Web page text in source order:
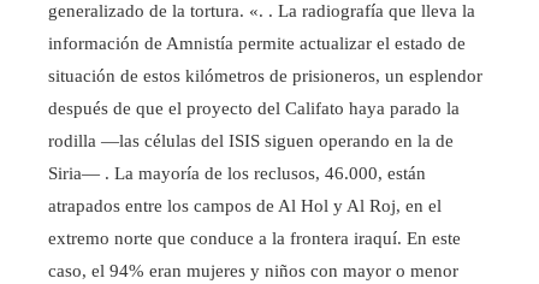
generalizado de la tortura. «. . La radiografía que lleva la
información de Amnistía permite actualizar el estado de
situación de estos kilómetros de prisioneros, un esplendor
después de que el proyecto del Califato haya parado la
rodilla —las células del ISIS siguen operando en la de
Siria— . La mayoría de los reclusos, 46.000, están
atrapados entre los campos de Al Hol y Al Roj, en el
extremo norte que conduce a la frontera iraquí. En este
caso, el 94% eran mujeres y niños con mayor o menor